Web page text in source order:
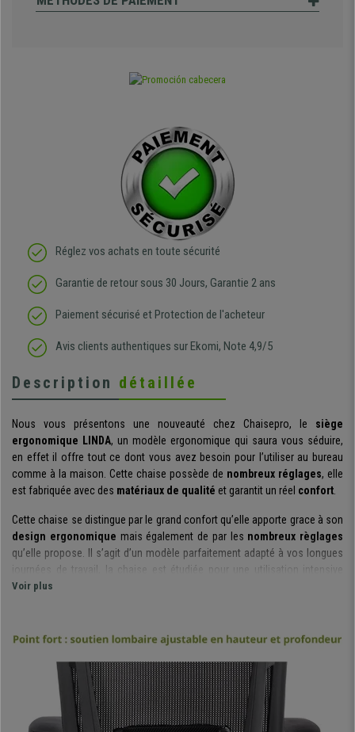
Réglez vos achats en toute sécurité
Garantie de retour sous 30 Jours, Garantie 2 ans
Paiement sécurisé et Protection de l'acheteur
Avis clients authentiques sur Ekomi, Note 4,9/5
Description détaillée
Nous vous présentons une nouveauté chez Chaisepro, le siège
ergonomique LINDA, un modèle ergonomique qui saura vous séduire,
en effet il offre tout ce dont vous avez besoin pour l’utiliser au bureau
comme à la maison. Cette chaise possède de nombreux réglages, elle
est fabriquée avec des matériaux de qualité et garantit un réel confort.
Cette chaise se distingue par le grand confort qu’elle apporte grace à son
design ergonomique mais également de par les nombreux règlages
qu’elle propose. Il s’agit d’un modèle parfaitement adapté à vos longues
journées de travail, la chaise est étudiée pour une utilisation intensive
allant jusqu’à 8 heures par jour. Ce modèle se caractèrise par
réelle durabilité à l’usage.
Le dossier dispose d’un support lombaire réglableaussi bien en
hauteur qu’en profondeur. Un élèment qui permet de garantir à son
utilisateur une
posture correcte et saine du dos . L ’appui-tête
modèle est égalementréglable, en hauteur et en inclinaison
Voir plus